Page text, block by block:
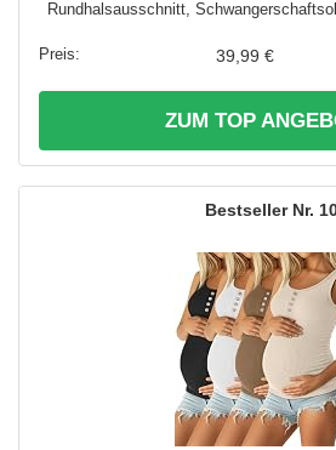
Rundhalsausschnitt,
39,99 €
ZUM TOP